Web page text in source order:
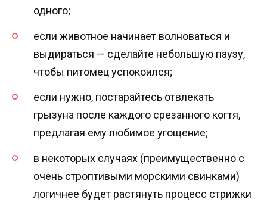
одного;
если животное начинает волноваться и
выдираться — сделайте небольшую паузу,
чтобы питомец успокоился;
если нужно, постарайтесь отвлекать
грызуна после каждого срезанного когтя,
предлагая ему любимое угощение;
в некоторых случаях (преимущественно с
очень строптивыми морскими свинками)
логичнее будет растянуть процесс стрижки